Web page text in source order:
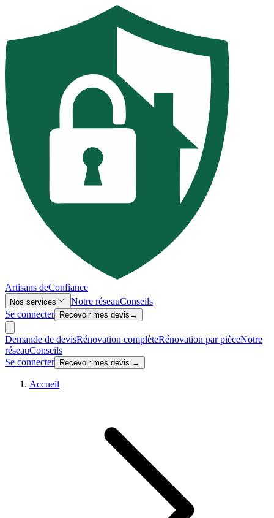
Artisans deConfiance
Nos services Notre réseauConseils
Se connecter
Recevoir mes devis →
Demande de devisRénovation complèteRénovation par pièceNotre
réseauConseils
Se connecter
Recevoir mes devis →
Accueil